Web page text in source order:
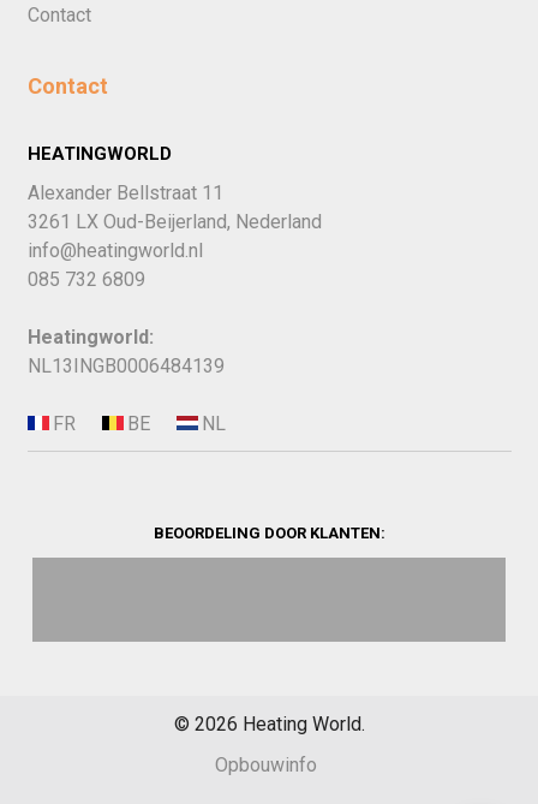
Contact
Contact
HEATINGWORLD
Alexander Bellstraat 11
3261 LX Oud-Beijerland, Nederland
info@heatingworld.nl
085 732 6809
Heatingworld:
NL13INGB0006484139
BEOORDELING DOOR KLANTEN:
© 2026 Heating World.
Opbouwinfo